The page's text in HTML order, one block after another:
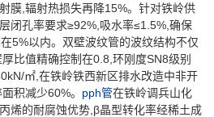
膜,辐射热损失再降15%。针对铁岭供
闭孔率要求≥92%,吸水率≤1.5%,确保
5%以内。双壁波纹管的波纹结构不仅
比值精确控制在0.8,环刚度SN8级别
㎡,在铁岭铁西新区排水改造中非开
积减少60%。 pph管在铁岭调兵山化
烯的耐腐蚀优势,β晶型转化率经稀土成